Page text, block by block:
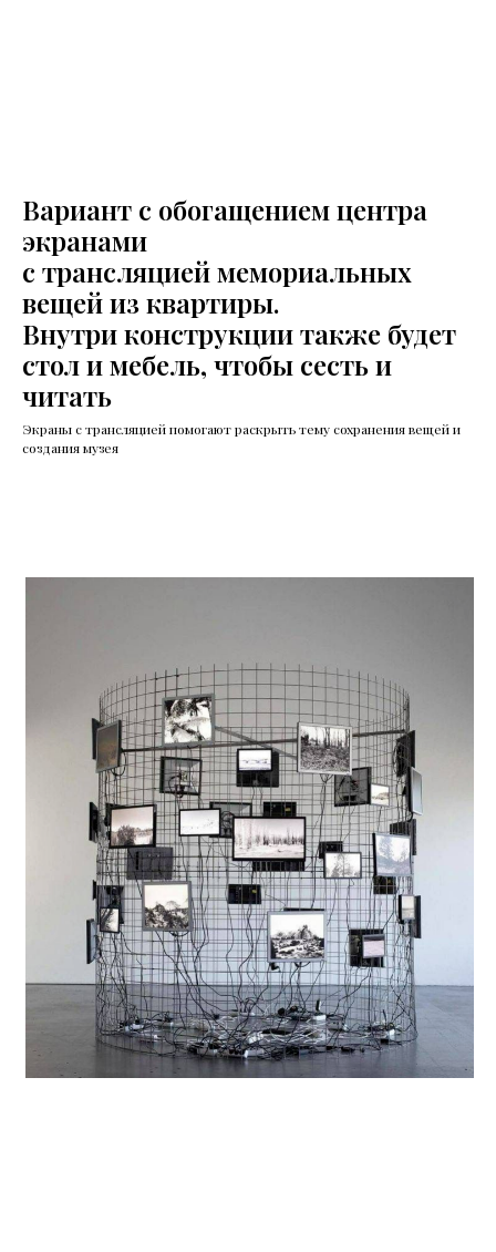
Вариант с обогащением центра
экранами
с трансляцией мемориальных
вещей из квартиры.
Внутри конструкции также будет
стол и мебель, чтобы сесть и
читать
Экраны с трансляцией помогают раскрыть тему сохранения вещей и
создания музея